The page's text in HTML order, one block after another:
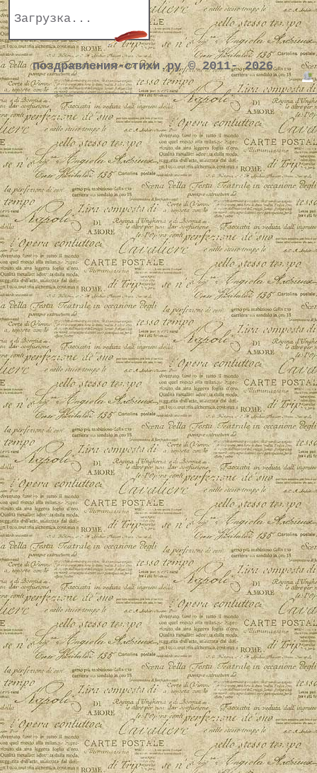
Загрузка...
поздравления-стихи.ру © 2011- 2026